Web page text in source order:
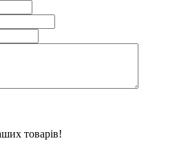
товарів!